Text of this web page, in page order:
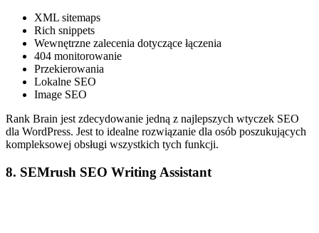
XML sitemaps
Rich snippets
Wewnętrzne zalecenia dotyczące łączenia
404 monitorowanie
Przekierowania
Lokalne SEO
Image SEO
Rank Brain jest zdecydowanie jedną z najlepszych wtyczek SEO
dla WordPress. Jest to idealne rozwiązanie dla osób poszukujących
kompleksowej obsługi wszystkich tych funkcji.
8. SEMrush SEO Writing Assistant